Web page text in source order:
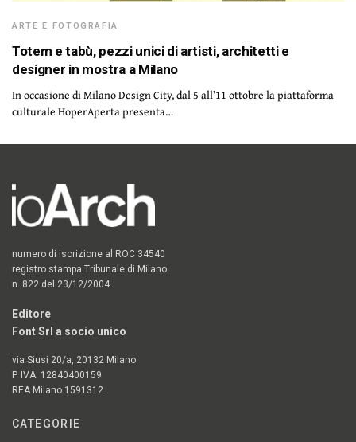
ARTE E FOTOGRAFIA
Totem e tabù, pezzi unici di artisti, architetti e
designer in mostra a Milano
In occasione di Milano Design City, dal 5 all’11 ottobre la piattaforma
culturale HoperAperta presenta…
numero di iscrizione al ROC 34540
registro stampa Tribunale di Milano
n. 822 del 23/12/2004
Editore
Font Srl a socio unico
via Siusi 20/a, 20132 Milano
P. IVA: 12840400159
REA Milano 1591312
CATEGORIE